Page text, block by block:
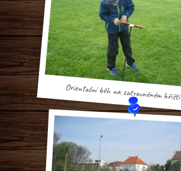
Orientační běh na zatravněném hřišti